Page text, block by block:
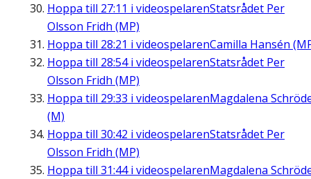
Hoppa till 27:11 i videospelarenStatsrådet Per
Olsson Fridh (MP)
Hoppa till 28:21 i videospelarenCamilla Hansén
Hoppa till 28:54i videospelarenStatsrådet Per
Olsson Fridh (MP)
Hoppa till 29:33 i videospelarenMagdalena
(M)
Hoppa till 30:42 i videospelarenStatsrådet Per
Olsson Fridh (MP)
Hoppa till 31:44i videospelarenMagdalena